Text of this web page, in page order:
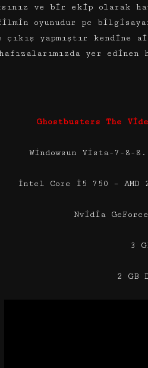
ve bir ekip olarak
oyunudur pc
çıkış yapmıştır kendine
yer
Ghostbusters The
Windowsun Vista-7-8-
İntel Core İ5 750 –
Nvidia
3
2 GB